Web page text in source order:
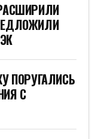
ПОРУГАЛИСЬ
С